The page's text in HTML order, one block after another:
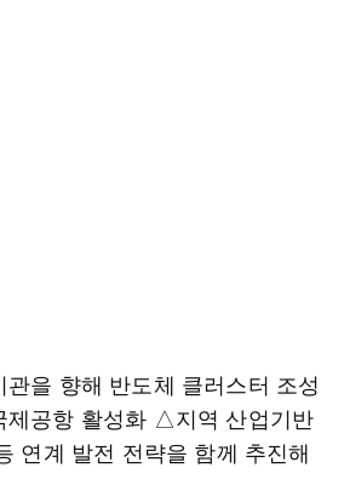
을 향해 반도체 클러스터 조성
공항 활성화 △지역 산업기반
연계 발전 전략을 함께 추진해